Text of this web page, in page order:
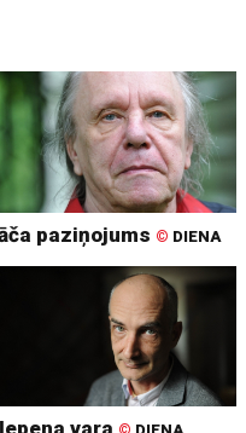
paziņojums © DIENA